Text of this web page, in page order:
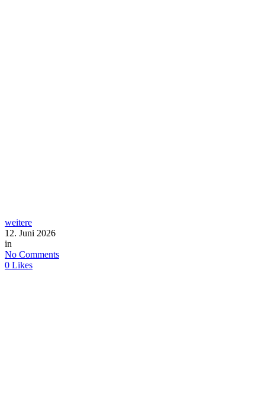
weitere
12. Juni 2026
in
No Comments
0 Likes